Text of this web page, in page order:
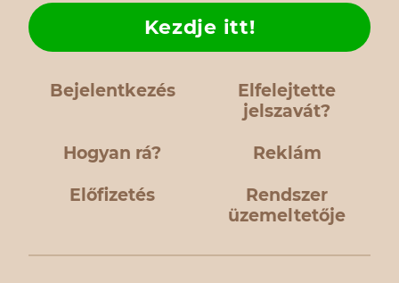
Bejelentkezés
Elfelejtette
jelszavát?
Hogyan rá?
Kezdje itt!
Reklám
Előfizetés
Rendszer
üzemeltetője